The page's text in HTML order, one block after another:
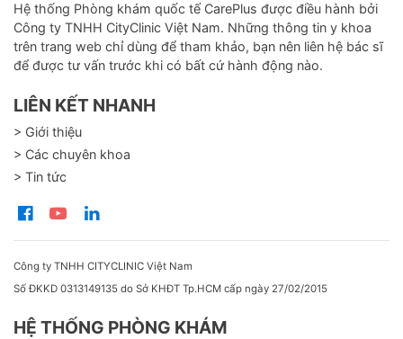
Hệ thống Phòng khám quốc tế CarePlus được điều hành bởi
Công ty TNHH CityClinic Việt Nam. Những thông tin y khoa
trên trang web chỉ dùng để tham khảo, bạn nên liên hệ bác sĩ
để được tư vấn trước khi có bất cứ hành động nào.
LIÊN KẾT NHANH
> Giới thiệu
> Các chuyên khoa
> Tin tức
Công ty TNHH CITYCLINIC Việt Nam
Số ĐKKD 0313149135 do Sở KHĐT Tp.HCM cấp ngày 27/02/2015
HỆ THỐNG PHÒNG KHÁM